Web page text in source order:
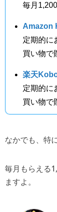
毎月
Amazon
定期的に
買い物で
楽天
定期的に
買い物で
なかでも、特
毎月もらえる
ますよ。